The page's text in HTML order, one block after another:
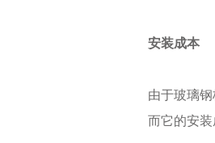
安装成本
由于玻璃
而它的安装